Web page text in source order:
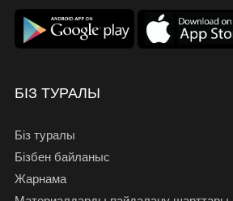
БІЗ ТУРАЛЫ
Біз туралы
Бізбен байланыс
Жарнама